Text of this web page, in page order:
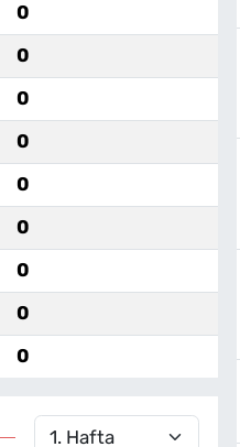
0
0
0
0
0
0
0
0
0